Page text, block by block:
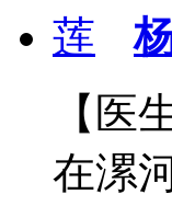
【医
在漯